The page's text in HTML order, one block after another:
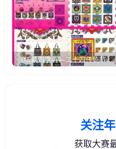
《纸裁四季——二十四传统节气文创设计》